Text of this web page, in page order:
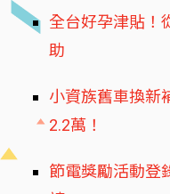
全台好孕津貼！
助
小資族舊車換新
2.2萬！
節電獎勵活動登